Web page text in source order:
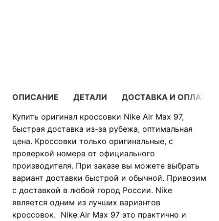
ОПИСАНИЕ ДЕТАЛИ
ДОСТАВКА И ОПЛАТА
Купить оригинал кроссовки Nike Air Max 97,
быстрая доставка из-за рубежа, оптимальная
цена. Кроссовки только оригинальные, с
проверкой номера от официального
производителя. При заказе вы можете выбрать
вариант доставки быстрой и обычной. Привозим
с доставкой в любой город России. Nike
является одним из лучших вариантов
кроссовок. Nike Air Max 97 это практично и